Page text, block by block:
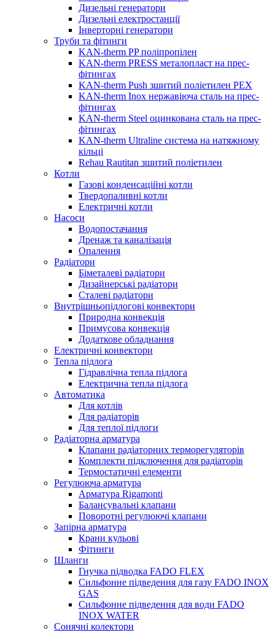
Дизельні генератори
Дизельні електростанції
Інверторні генератори
Труби та фітинги
KAN-therm PP поліпропілен
KAN-therm PRESS металопласт на прес-
фітингах
KAN-therm Push зшитий поліетилен PEX
KAN-therm Inox нержавіюча сталь на прес-
фітингах
KAN-therm Steel оцинкована сталь на прес-
фітингах
KAN-therm Ultraline система на натяжному
кільці
Rehau Rautitan зшитий поліетилен
Котли
Газові конденсаційні котли
Твердопаливні котли
Електричні котли
Насоси
Водопостачання
Дренаж та каналізація
Опалення
Радіатори
Біметалеві радіатори
Дизайнерські радіатори
Сталеві радіатори
Внутрішньопідлогові конвектори
Природна конвекція
Примусова конвекція
Додаткове обладнання
Електричні конвектори
Тепла підлога
Гідравлічна тепла підлога
Електрична тепла підлога
Автоматика
Для котлів
Для радіаторів
Для теплої підлоги
Радіаторна арматура
Клапани радіаторних терморегуляторів
Комплекти підключення для радіаторів
Термостатичні елементи
Регулююча арматура
Арматура Rigamonti
Балансувальні клапани
Поворотні регулюючі клапани
Запірна арматура
Крани кульові
Фітинги
Шланги
Гнучка підводка FADO FLEX
Сильфонне підведення для газу FADO INOX
GAS
Сильфонне підведення для води FADO
INOX WATER
Сонячні колектори